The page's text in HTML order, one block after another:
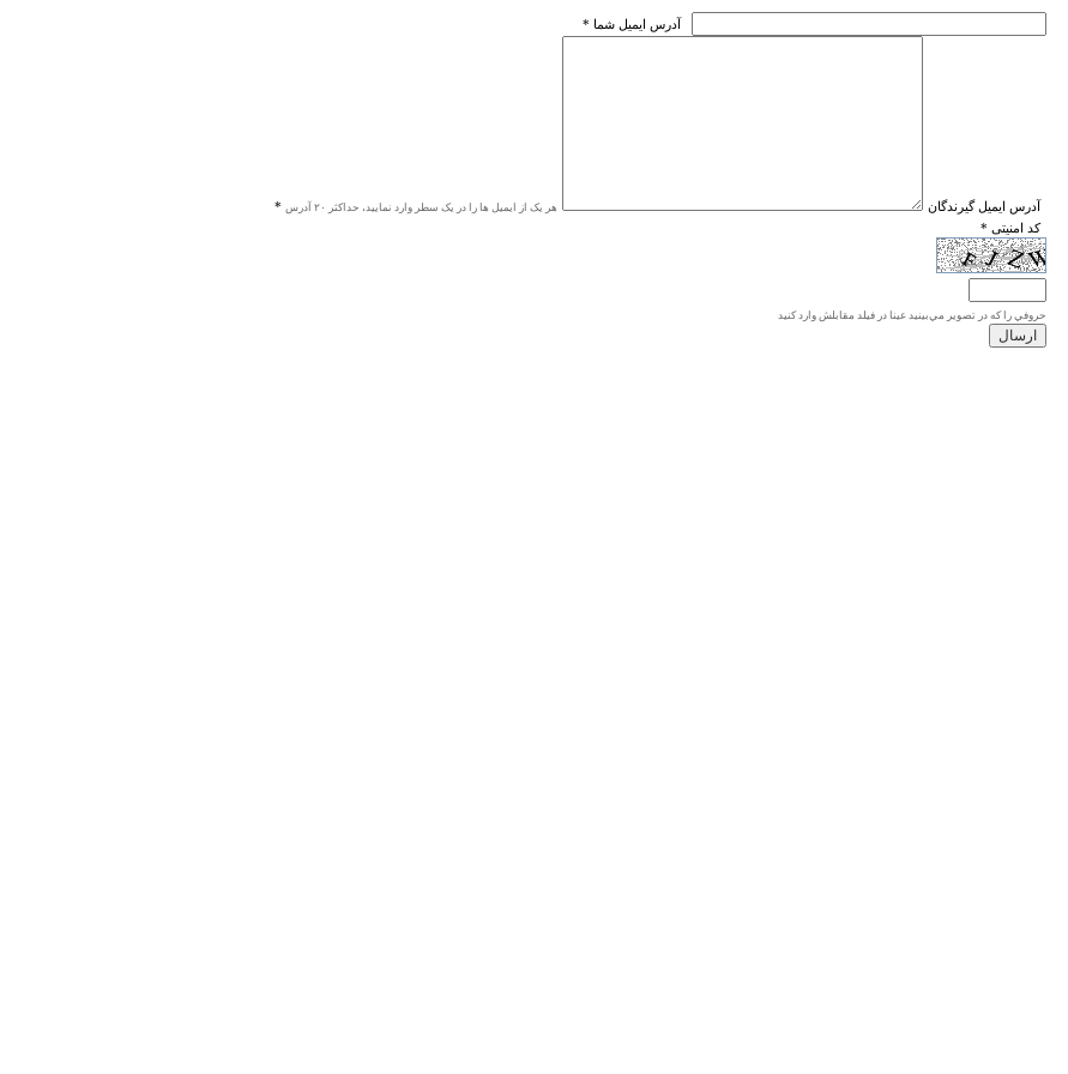
* آدرس ايميل شما
* آدرس ايميل گيرندگان هر یک از ایمیل ها را در یک سطر وارد نمایید، حداکثر ۲۰ آدرس
* کد امنیتی
حروفي را كه در تصوير مي‌بينيد عينا در فيلد مقابلش وارد كنيد